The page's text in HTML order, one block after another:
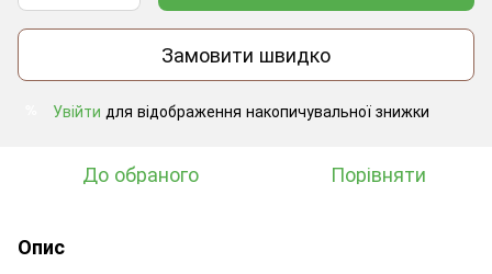
Замовити швидко
Увійти для відображення накопичувальної знижки
До обраного Порівняти
Опис